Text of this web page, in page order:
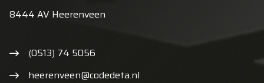
8444 AV Heerenveen
(0513) 74 5056
heerenveen@codedeta.nl